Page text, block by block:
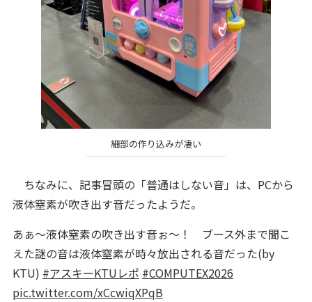
細部の作り込みが凄い
ちなみに、記事冒頭の「普通はしない音」は、PCから
液体窒素が吹き出す音だったようだ。
あぁ〜液体窒素の吹き出す音ぉ〜！ ブース外まで聞こ
えた謎の音は液体窒素が時々放出される音だった(by
KTU) #アスキーKTUレポ #COMPUTEX2026
pic.twitter.com/xCcwiqXPqB